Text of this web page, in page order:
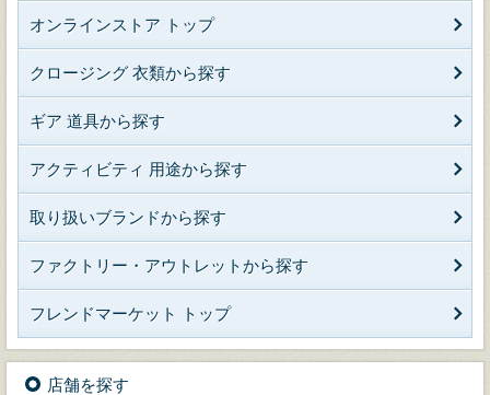
オンラインストア トップ
クロージング 衣類から探す
ギア 道具から探す
アクティビティ 用途から探す
取り扱いブランドから探す
ファクトリー・アウトレットから探す
フレンドマーケット トップ
店舗を探す